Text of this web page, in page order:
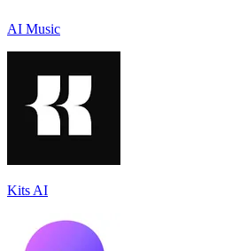
AI Music
Kits AI